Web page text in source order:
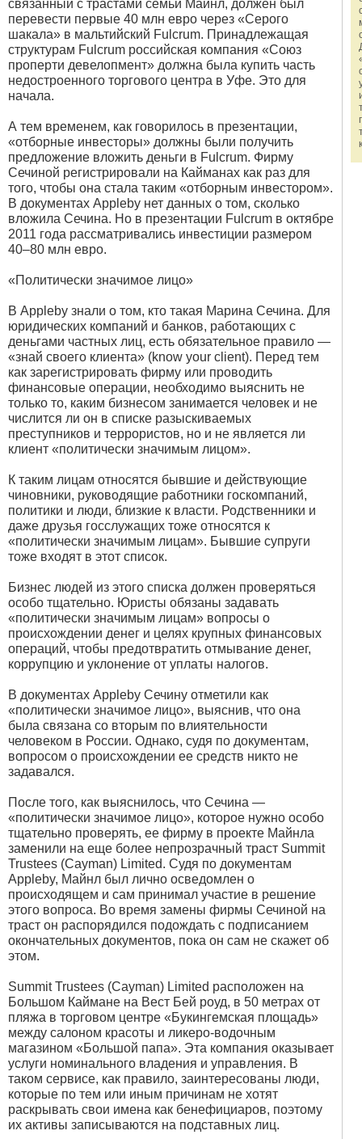
связанный с трастами семьи Майнл, должен был
перевести первые 40 млн евро через «Серого
шакала» в мальтийский Fulcrum. Принадлежащая
структурам Fulcrum российская компания «Союз
проперти девелопмент» должна была купить часть
недостроенного торгового центра в Уфе. Это для
начала.
А тем временем, как говорилось в презентации,
«отборные инвесторы» должны были получить
предложение вложить деньги в Fulcrum. Фирму
Сечиной регистрировали на Кайманах как раз для
того, чтобы она стала таким «отборным инвестором».
В документах Appleby нет данных о том, сколько
вложила Сечина. Но в презентации Fulcrum в октябре
2011 года рассматривались инвестиции размером
40–80 млн евро.
«Политически значимое лицо»
В Appleby знали о том, кто такая Марина Сечина. Для
юридических компаний и банков, работающих с
деньгами частных лиц, есть обязательное правило —
«знай своего клиента» (know your сlient). Перед тем
как зарегистрировать фирму или проводить
финансовые операции, необходимо выяснить не
только то, каким бизнесом занимается человек и не
числится ли он в списке разыскиваемых
преступников и террористов, но и не является ли
клиент «политически значимым лицом».
К таким лицам относятся бывшие и действующие
чиновники, руководящие работники госкомпаний,
политики и люди, близкие к власти. Родственники и
даже друзья госслужащих тоже относятся к
«политически значимым лицам». Бывшие супруги
тоже входят в этот список.
Бизнес людей из этого списка должен проверяться
особо тщательно. Юристы обязаны задавать
«политически значимым лицам» вопросы о
происхождении денег и целях крупных финансовых
операций, чтобы предотвратить отмывание денег,
коррупцию и уклонение от уплаты налогов.
В документах Appleby Сечину отметили как
«политически значимое лицо», выяснив, что она
была связана со вторым по влиятельности
человеком в России. Однако, судя по документам,
вопросом о происхождении ее средств никто не
задавался.
После того, как выяснилось, что Сечина —
«политически значимое лицо», которое нужно особо
тщательно проверять, ее фирму в проекте Майнла
заменили на еще более непрозрачный траст Summit
Trustees (Cayman) Limited. Судя по документам
Appleby, Майнл был лично осведомлен о
происходящем и сам принимал участие в решение
этого вопроса. Во время замены фирмы Сечиной на
траст он распорядился подождать с подписанием
окончательных документов, пока он сам не скажет об
этом.
Summit Trustees (Cayman) Limited расположен на
Большом Каймане на Вест Бей роуд, в 50 метрах от
пляжа в торговом центре «Букингемская площадь»
между салоном красоты и ликеро-водочным
магазином «Большой папа». Эта компания оказывает
услуги номинального владения и управления. В
таком сервисе, как правило, заинтересованы люди,
которые по тем или иным причинам не хотят
раскрывать свои имена как бенефициаров, поэтому
их активы записываются на подставных лиц.